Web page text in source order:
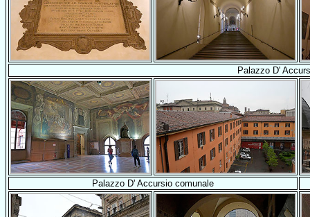
Palazzo D'
Palazzo D' Accursio comunale